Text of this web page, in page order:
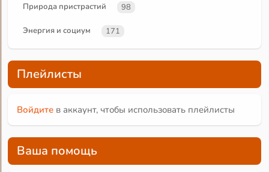
Природа пристрастий 98
Энергия и социум 171
Плейлисты
Войдите в аккаунт, чтобы использовать плейлисты
Ваша помощь